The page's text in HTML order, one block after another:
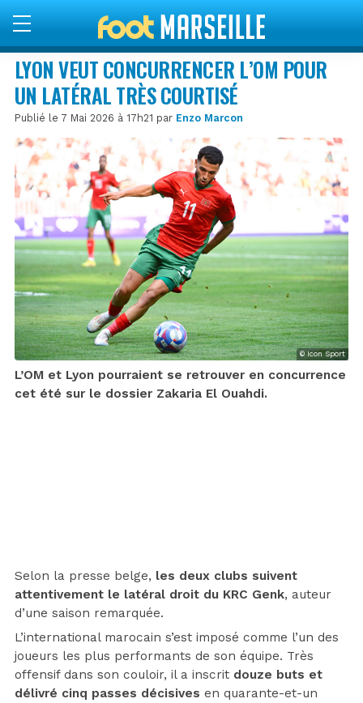
LYON VEUT CONCURRENCER L’OM POUR
UN LATÉRAL TRÈS COURTISÉ
Publié le 7 Mai 2026 à 17h21 par Enzo Marcon
© Icon Sport
L’OM et Lyon pourraient se retrouver en concurrence
cet été sur le dossier Zakaria El Ouahdi.
Selon la presse belge, les deux clubs suivent
attentivement le latéral droit du KRC Genk, auteur
d’une saison remarquée.
L’international marocain s’est imposé comme l’un des
joueurs les plus performants de son équipe. Très
offensif dans son couloir, il a inscrit douze buts et
délivré cinq passes décisives en quarante-et-un